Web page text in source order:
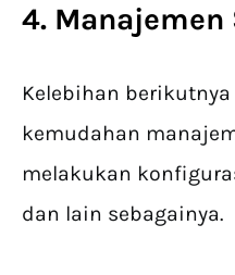
4. Manajemen
Kelebihan
kemudahan
melakukan
dan lain sebagainya.